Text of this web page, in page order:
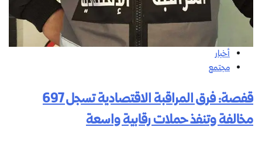
أخبار
مجتمع
قفصة: فرق المراقبة الاقتصادية تسجل 697
مخالفة وتنفذ حملات رقابية واسعة